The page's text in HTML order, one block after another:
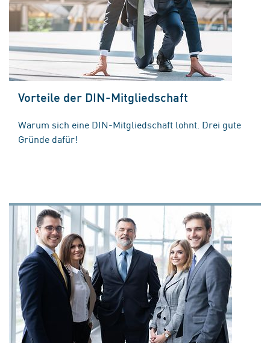
Vorteile der DIN-Mitgliedschaft
Warum sich eine DIN-Mitgliedschaft lohnt. Drei gute
Gründe dafür!